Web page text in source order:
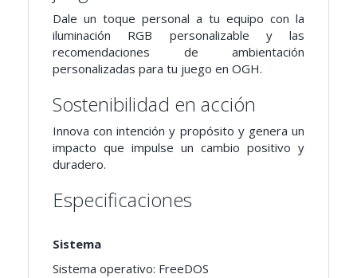
Dale un toque personal a tu equipo con la
iluminación RGB personalizable y las
recomendaciones de ambientación
personalizadas para tu juego en OGH.
Sostenibilidad en acción
Innova con intención y propósito y genera un
impacto que impulse un cambio positivo y
duradero.
Especificaciones
Sistema
Sistema operativo: FreeDOS